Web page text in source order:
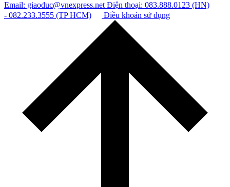
Email: giaoduc@vnexpress.netĐiện thoại: 083.888.0123 (HN)
- 082.233.3555 (TP HCM)
Điều khoản sử dụng